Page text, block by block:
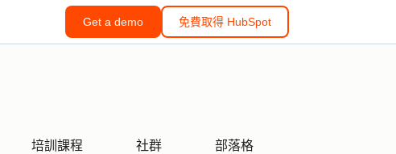
Get a demo 免費取得 HubSpot
培訓課程 社群 部落格